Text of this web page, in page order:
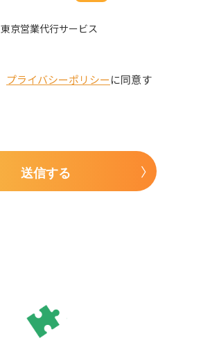
東京営業代行サービス
プライバシーポリシーに同意す
送信する